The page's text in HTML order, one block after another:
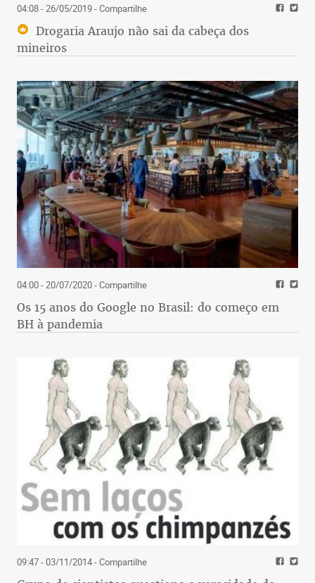
04:08 - 26/05/2019- Compartilhe
Drogaria Araujo não sai da cabeça dos
mineiros
04:00 - 20/07/2020- Compartilhe
Os 15 anos do Google no Brasil: do começo em
BH à pandemia
09:47 - 03/11/2014- Compartilhe